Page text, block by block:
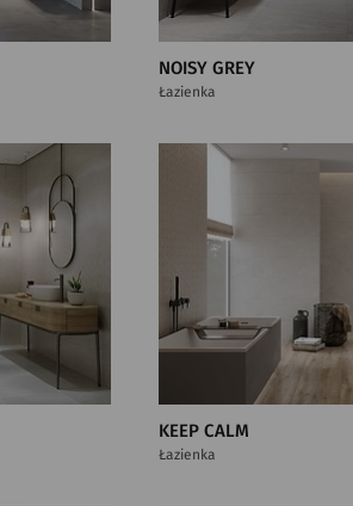
NOISY GREY
Łazienka
KEEP CALM
Łazienka